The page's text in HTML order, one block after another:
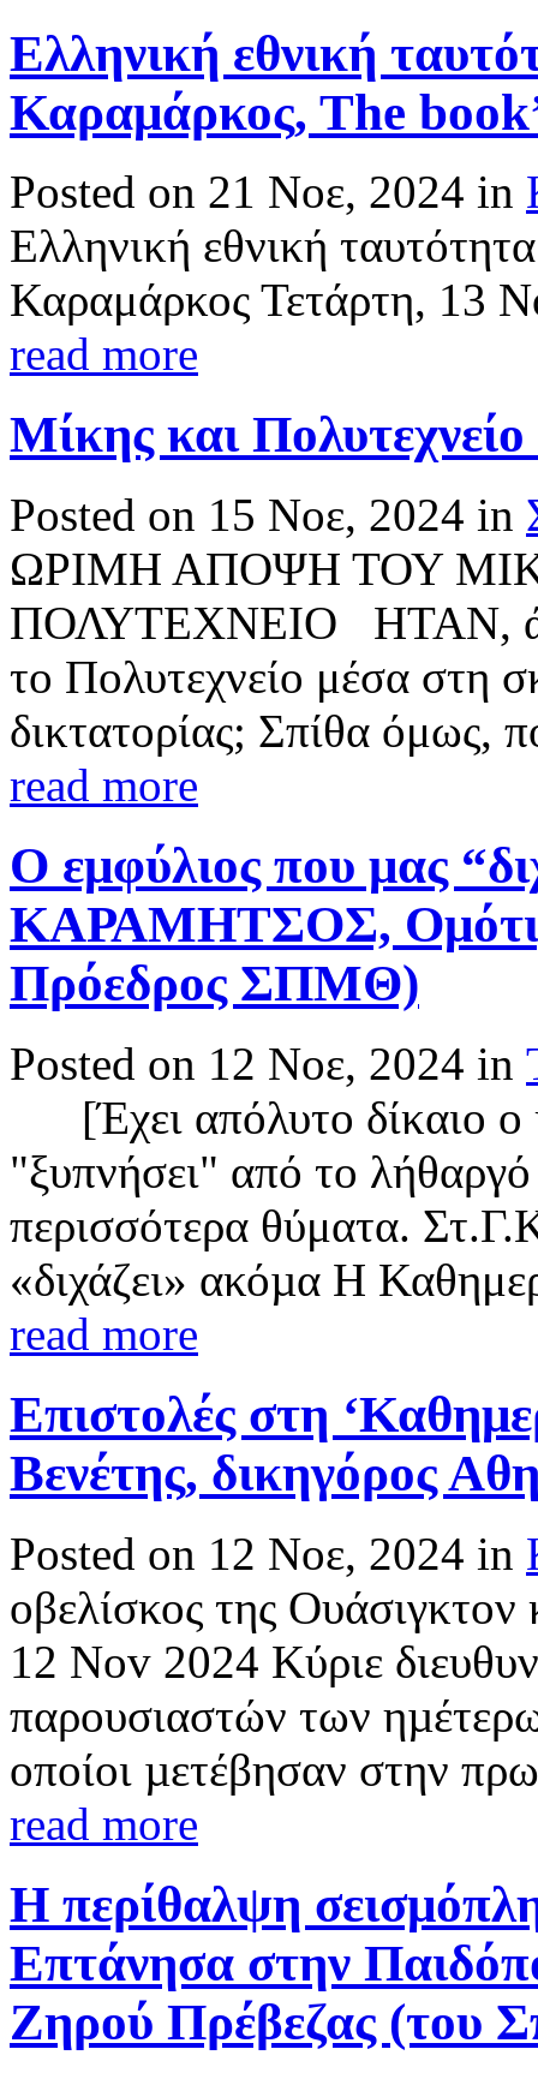
Ελληνική εθνική
Καραμάρκος, Τhe
Posted on 21 Νοε, 2024 in
Ελληνική εθνική
Καραμάρκος Τετάρτη, 13
read more
Μίκης και
Posted on 15 Νοε, 2024 in
ΩΡΙΜΗ ΑΠΟΨΗ ΤΟΥ
ΠΟΛΥΤΕΧΝΕΙΟ ΗΤΑΝ,
το Πολυτεχνείο μέσα στη
δικτατορίας; Σπίθα όμως,
read more
Ο εμφύλιος που μας
ΚΑΡΑΜΗΤΣΟΣ,
Πρόεδρος ΣΠΜΘ)
Posted on 12 Νοε, 2024 in
[Έχει απόλυτο δίκαιο ο
"ξυπνήσει" από το
περισσότερα θύματα.
«διχάζει» ακόµα Η
read more
Επιστολές στη
Βενέτης, δικηγόρος
Posted on 12 Νοε, 2024 in
οβελίσκος της
12 Nov 2024 Kύριε
παρουσιαστών των
οποίοι µετέβησαν στην
read more
Η περίθαλψη
Επτάνησα στην
Ζηρού Πρέβεζας (του